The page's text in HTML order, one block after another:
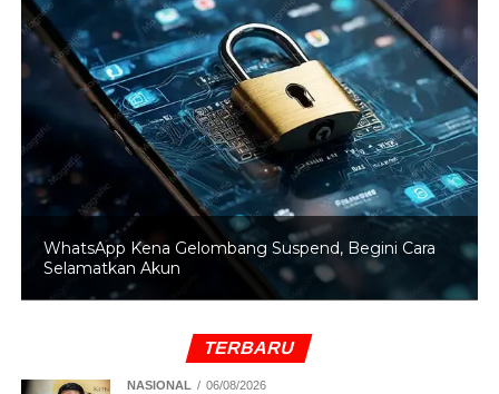
RELATED TOPICS: AL-QURAN SURAH AL - AHQAF
UP NEXT
Surat Al Hujurat: Pedoman untuk Meningkatkan
Hubungan Sosial dan Keimanan
DON'T MISS
Surah Az-Zukhruf: Perhiasan Ilahi yang Lindungi
dari Himpitan Kubur dan Permudah Urusan Hidup
WhatsApp Kena Gelombang Suspend, Begini Cara
Selamatkan Akun
TERBARU
NASIONAL 06/08/2026